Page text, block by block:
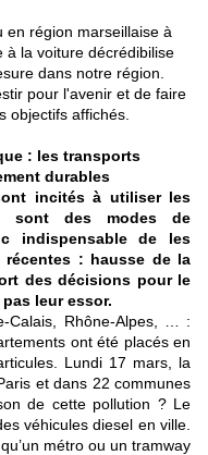
en région marseillaise à
à la voiture décrédibilise
dans notre région.
pour l'avenir et de faire
objectifs affichés.
: les transports
durables
incités à utiliser les
sont des modes de
indispensable de les
récentes : hausse de la
des décisions pour le
leur essor.
Calais, Rhône-Alpes, … :
ont été placés en
Lundi 17 mars, la
et dans 22 communes
de cette pollution ? Le
véhicules diesel en ville.
métro ou un tramway